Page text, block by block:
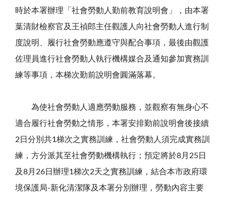
時於本署辦理「社會勞動人勤前教育說明會」，由本署
葉清財檢察官及王禎郎主任觀護人向社會勞動人進行制
度說明、履行社會勞動應遵守與配合事項，最後由觀護
佐理員進行社會勞動人執行機構媒合及通知參加實務訓
練等事項，本梯次勤前說明會圓滿落幕。
為使社會勞動人適應勞動服務，並觀察有無身心不
適合履行社會勞動之情形，本署安排勤前說明會後接續
2 日分別共1 梯次之實務訓練，社會勞動人須完成實務訓
練，方分派其至社會勞動機構執行；預定將於8月 25日
及8月 26日辦理1 梯次2天之實務訓練，結合本市政府環
境保護局-新化清潔隊及本署分別辦理，勞動內容主要